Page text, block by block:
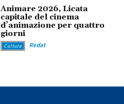
Animare 2026, Licata
capitale del cinema
d’animazione per quattro
giorni
Cultura Redat